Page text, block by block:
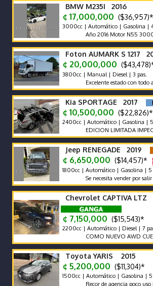
BMW M235I 2016
¢ 17,000,000 ($36,957)*
3000cc | Automático | Gasolina |
Año 2016 Motor N55 3000cc
Foton AUMARK S 1217
¢ 20,000,000
3800cc | Manual | Diesel | 3 pas.
Excelente estado con todo al día
Kia SPORTAGE 2017
¢ 10,500,000 ($22,826)*
2400cc | Automático | Gasolina | 5
EDICION LIMITADA
Jeep RENEGADE 2019
¢ 6,650,000 ($14,457)*
1800cc | Automático | Gasolina | 5
Se necesita vender por salir del
Chevrolet CAPTIVA LTZ
¢ 7,150,000 ($15,543)*
2200cc | Automático | Diesel | 7
COMO NUEVO AWD CUERO
Toyota YARIS 2015
¢ 5,200,000 ($11,304)*
1500cc | Automático | Gasolina | 5
Recor de agencia poco uso